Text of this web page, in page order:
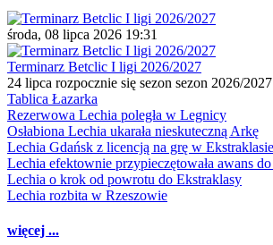
środa, 08 lipca 2026 19:31
Terminarz Betclic I ligi 2026/2027
24 lipca rozpocznie się sezon sezon 2026/
Tablica Łazarka
Rezerwowa Lechia poległa w Legnicy
Osłabiona Lechia ukarała nieskuteczną Arkę
Lechia Gdańsk z licencją na grę w Ekstraklasie
Lechia efektownie przypieczętowała awans
Lechia o krok od powrotu do Ekstraklasy
Lechia rozbita w Rzeszowie
więcej ...